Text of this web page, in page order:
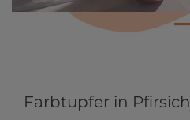
Farbtupfer in Pfirsich